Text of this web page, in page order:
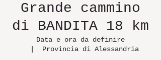
Grande cammino
di BANDITA 18 km
Data e ora da definire
Provincia di Alessandria